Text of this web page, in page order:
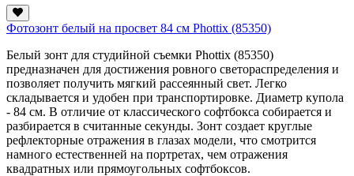
Фотозонт белый на просвет 84 см Phottix (85350)
Белый зонт для студийной съемки Phottix (85350)
предназначен для достижения ровного светораспределения и
позволяет получить мягкий рассеянный свет. Легко
складывается и удобен при транспортировке. Диаметр купола
- 84 см. В отличие от классического софтбокса собирается и
разбирается в считанные секунды. Зонт создает круглые
рефлекторные отражения в глазах модели, что смотрится
намного естественней на портретах, чем отражения
квадратных или прямоугольных софтбоксов.